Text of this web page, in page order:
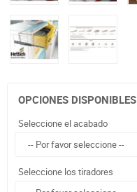
OPCIONES DISPONIBLES
Seleccione el acabado
Seleccione los tiradores